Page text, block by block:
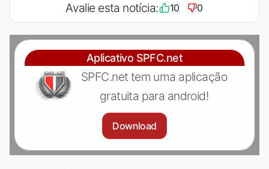
Avalie esta notícia: 10 0
Aplicativo SPFC.net
SPFC.net tem uma aplicação
gratuita para android!
Download